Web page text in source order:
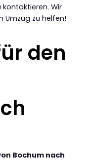
Wir
Umzug zu helfen!
den
Bochum nach